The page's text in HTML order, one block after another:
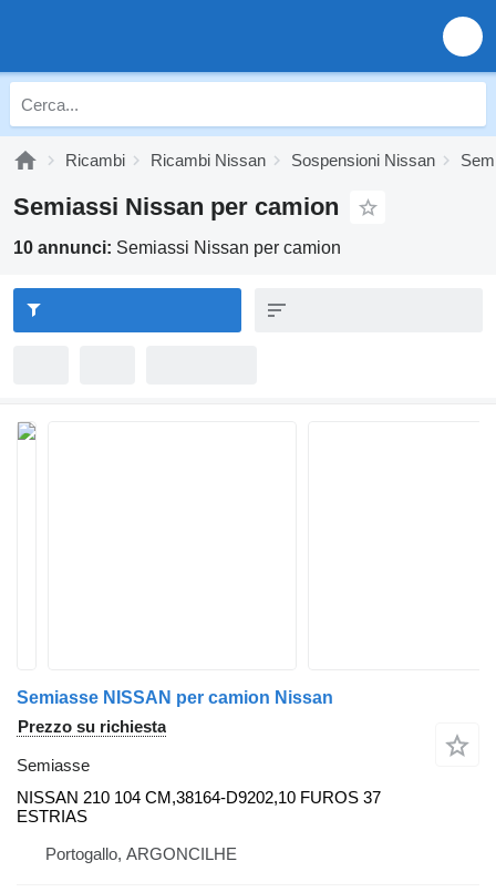
Ricambi Ricambi Nissan Sospensioni Nissan
Semiassi Nissan per camion
10 annunci: Semiassi Nissan per camion
Semiasse NISSAN per camion Nissan
Prezzo su richiesta
Semiasse
NISSAN 210 104 CM,38164-D9202,10 FUROS 37
ESTRIAS
Portogallo, ARGONCILHE